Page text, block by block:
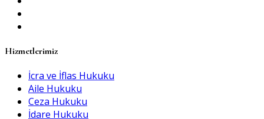
Hizmetlerimiz
İcra ve İflas Hukuku
Aile Hukuku
Ceza Hukuku
İdare Hukuku